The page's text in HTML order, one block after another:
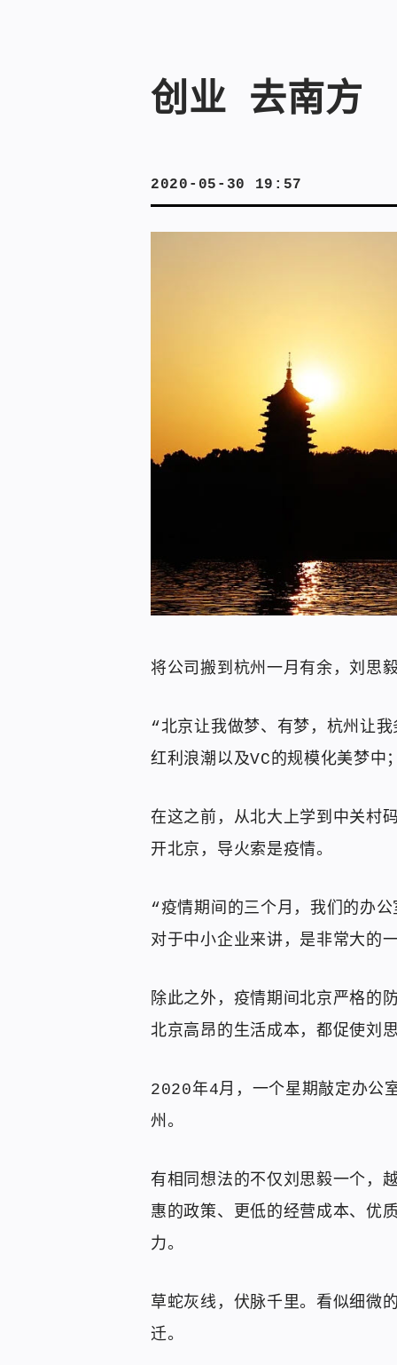
创业 去南方
2020-05-30 19:57
将公司搬到杭州一月有余，刘思
“北京让我做梦、有梦，杭州让
红利浪潮以及VC的规模化美梦
在这之前，从北大上学到中关村
开北京，导火索是疫情。
“疫情期间的三个月，我们的办
对于中小企业来讲，是非常大的
除此之外，疫情期间北京严格的
北京高昂的生活成本，都促使刘
2020年4月，一个星期敲定办公
州。
有相同想法的不仅刘思毅一个，
惠的政策、更低的经营成本、优
力。
草蛇灰线，伏脉千里。看似细微
迁。